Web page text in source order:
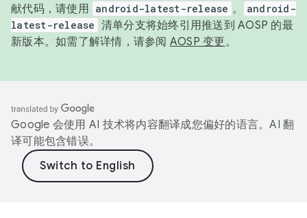
献代码，请使用 android-latest-release 。
android-
latest-release 清单分支将始终引用推送到 AOSP 的最
新版本。如需了解详情，请参阅 AOSP 变更。
Google 会使用 AI 技术将内容翻译成您偏好的语言。AI 翻
译可能包含错误。